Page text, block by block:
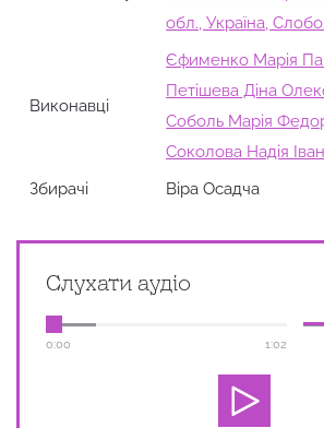
обл., Україна,
Виконавці
Єфименко Марія
Петішева Діна
Соболь Марія
Соколова Надія
Збирачi
Віра Осадча
Слухати аудіо
0:00 1:02